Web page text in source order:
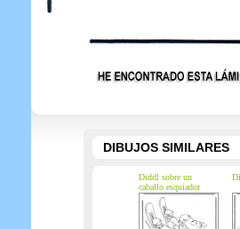
DIBUJOS SIMILARES
Diddl sobre un
caballo esquiador